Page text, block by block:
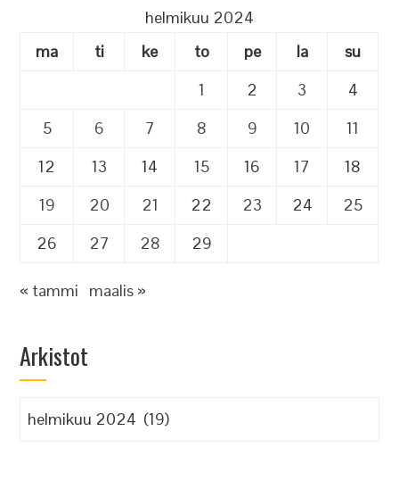
helmikuu 2024
ma
ti ke to pe la
su
1
2 3
4
5
6 7 8 9 10
11
12
13 14 15 16 17
18
19
20 21 22 23 24
25
26
27 28 29
« tammi maalis »
Arkistot
Arkistot